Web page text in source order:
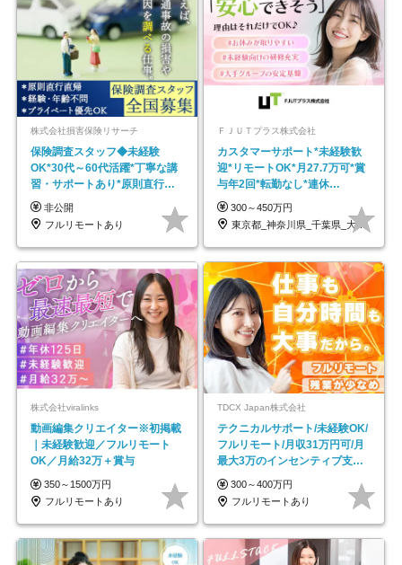
株式会社損害保険リサーチ
保険調査スタッフ◆未経験
OK*30代～60代活躍*丁寧な講
習・サポートあり*原則直行直
帰／全国募集・業務委託
非公開
フルリモートあり
ＦＪＵＴプラス株式会社
カスタマーサポート*未経験歓
迎*リモートOK*月27.7万可*賞
与年2回*転勤なし*連休
OK/ZE010232
300～450万円
東京都_神奈川県_千葉県_大阪府_愛知県…
株式会社viralinks
動画編集クリエイター※初掲載
｜未経験歓迎／フルリモート
OK／月給32万＋賞与
350～1500万円
フルリモートあり
TDCX Japan株式会社
テクニカルサポート/未経験OK/
フルリモート/月収31万円可/月
最大3万のインセンティブ支給/
平均年齢33歳
300～400万円
フルリモートあり